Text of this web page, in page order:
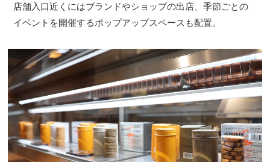
店舗入口近くにはブランドやショップの出店、季節ごとの
イベントを開催するポップアップスペースも配置。